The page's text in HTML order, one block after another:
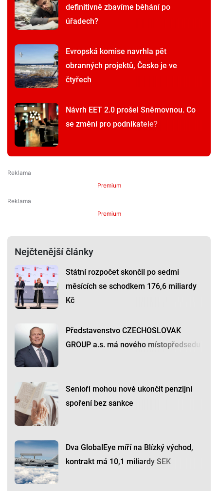
definitivně zbavíme běhání po
úřadech?
Evropská komise navrhla pět
obranných projektů, Česko je ve
čtyřech
Návrh EET 2.0 prošel Sněmovnou. Co
se změní pro podnikatele?
Premium
Premium
Nejčtenější články
Státní rozpočet skončil po sedmi
měsících se schodkem 176,6 miliardy
Kč
Představenstvo CZECHOSLOVAK
GROUP a.s. má nového místopředsedu
Senioři mohou nově ukončit penzijní
spoření bez sankce
Dva GlobalEye míří na Blízký východ,
kontrakt má 10,1 miliardy SEK